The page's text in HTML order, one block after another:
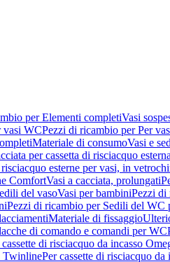
per Elementi completiVasi
vasi WCPezzi di ricambio per Per
Materiale di consumoVasi e
per cassetta di risciacquo
esterne per vasi, in
ComfortVasi a cacciata, prolungati
del vasoVasi per bambiniPezzi di
Pezzi di ricambio per Sedili del WC
Materiale di fissaggio
di comando e comandi per WC
cassette di risciacquo da incasso
TwinlinePer cassette di risciacquo da